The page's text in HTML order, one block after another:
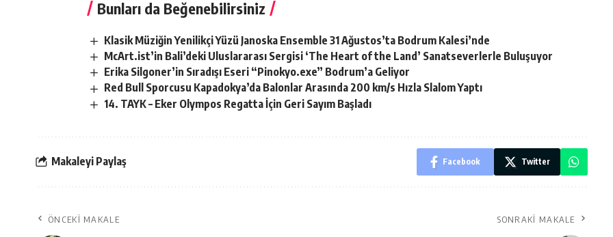
Bunları da Beğenebilirsiniz
Klasik Müziğin Yenilikçi Yüzü Janoska Ensemble 31 Ağustos’ta Bodrum Kalesi’nde
McArt.ist’in Bali’deki Uluslararası Sergisi ‘The Heart of the Land’ Sanatseverlerle Buluşuyor
Erika Silgoner’in Sıradışı Eseri “Pinokyo.exe” Bodrum’a Geliyor
Red Bull Sporcusu Kapadokya’da Balonlar Arasında 200 km/s Hızla Slalom Yaptı
14. TAYK – Eker Olympos Regatta İçin Geri Sayım Başladı
Makaleyi Paylaş Facebook Twitter
ÖNCEKI MAKALE SONRAKI MAKALE